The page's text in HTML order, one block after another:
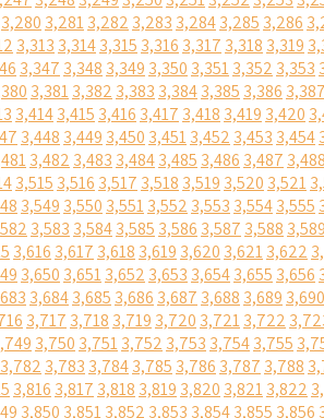
3,280 3,2813,282 3,283 3,2843,285 3,286
3,313 3,3143,315 3,316 3,317 3,318 3,319
3,347 3,348 3,349 3,350 3,3513,352 3,353
3,3813,382 3,383 3,3843,385 3,386 3,387
3,4143,415 3,416 3,417 3,418 3,419 3,420
3,448 3,449 3,450 3,4513,452 3,453 3,454
3,482 3,483 3,4843,485 3,486 3,487 3,488
3,515 3,516 3,517 3,518 3,519 3,520 3,521
3,549 3,550 3,5513,552 3,553 3,5543,555
3,583 3,5843,585 3,586 3,587 3,588 3,589
3,616 3,617 3,618 3,619 3,620 3,6213,622
3,650 3,6513,652 3,653 3,6543,655 3,656
3,6843,685 3,686 3,687 3,688 3,689 3,690
3,717 3,718 3,719 3,720 3,7213,722
3,750 3,7513,752 3,753 3,7543,755
3,782 3,783 3,7843,785 3,786 3,787 3,788
3,816 3,817 3,818 3,819 3,820 3,8213,822
3,850 3,8513,852 3,853 3,8543,855 3,856